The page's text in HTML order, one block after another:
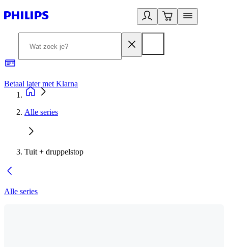
Betaal later met Klarna
Alle series
Tuit + druppelstop
Alle series